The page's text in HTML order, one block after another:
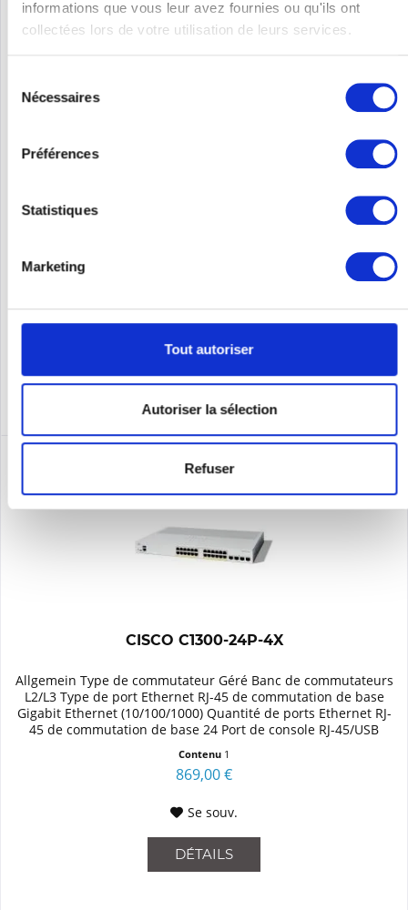
informations que vous leur avez fournies ou qu'ils ont
collectées lors de votre utilisation de leurs services.
Nécessaires
Préférences
Statistiques
Marketing
Tout autoriser
Autoriser la sélection
Refuser
Se souv.
CISCO C1300-24P-4X
Allgemein Type de commutateur Géré Banc de commutateurs
L2/L3 Type de port Ethernet RJ-45 de commutation de base
Gigabit Ethernet (10/100/1000) Quantité de ports Ethernet RJ-
45 de commutation de base 24 Port de console RJ-45/USB
Contenu 1
869,00 €
Se souv.
DÉTAILS